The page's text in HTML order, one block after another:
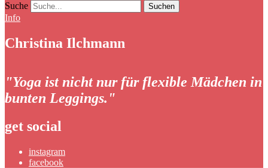
Suche
Info
Christina Ilchmann
"Yoga ist nicht nur für flexible Mädchen in
bunten Leggings."
get social
instagram
facebook